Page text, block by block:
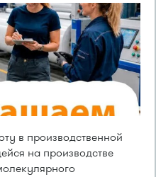
в производственной
на производстве